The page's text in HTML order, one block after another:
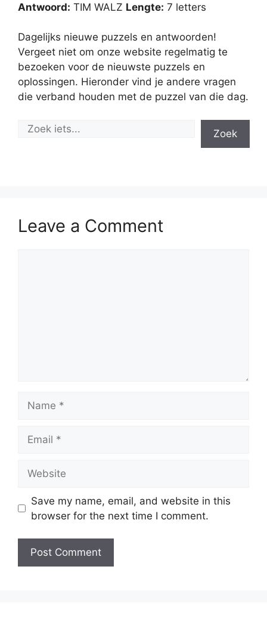
Antwoord: TIM WALZ Lengte: 7 letters
Dagelijks nieuwe puzzels en antwoorden!
Vergeet niet om onze website regelmatig te
bezoeken voor de nieuwste puzzels en
oplossingen. Hieronder vind je andere vragen
die verband houden met de puzzel van die dag.
Zoek
Leave a Comment
Save my name, email, and website in this
browser for the next time I comment.